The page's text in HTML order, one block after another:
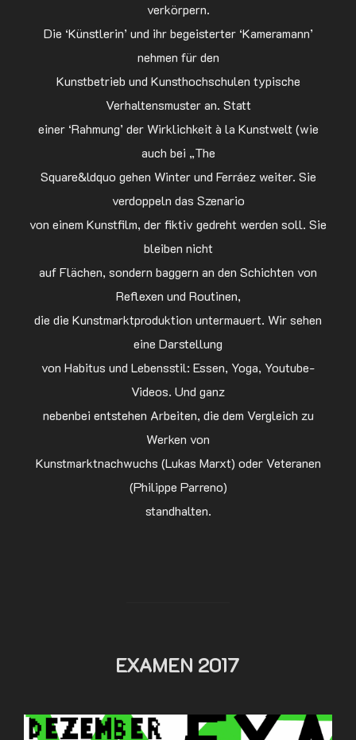
verkörpern.
Die ‘Künstlerin’ und ihr begeisterter ‘Kameramann’
nehmen für den
Kunstbetrieb und Kunsthochschulen typische
Verhaltensmuster an. Statt
einer ‘Rahmung’ der Wirklichkeit à la Kunstwelt (wie
auch bei „The
Square&ldquo gehen Winter und Ferráez weiter. Sie
verdoppeln das Szenario
von einem Kunstfilm, der fiktiv gedreht werden soll. Sie
bleiben nicht
auf Flächen, sondern baggern an den Schichten von
Reflexen und Routinen,
die die Kunstmarktproduktion untermauert. Wir sehen
eine Darstellung
von Habitus und Lebensstil: Essen, Yoga, Youtube-
Videos. Und ganz
nebenbei entstehen Arbeiten, die dem Vergleich zu
Werken von
Kunstmarktnachwuchs (Lukas Marxt) oder Veteranen
(Philippe Parreno)
standhalten.
EXAMEN 2017